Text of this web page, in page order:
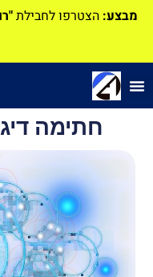
מבצע: הצטרפו לחבילת
חתימה